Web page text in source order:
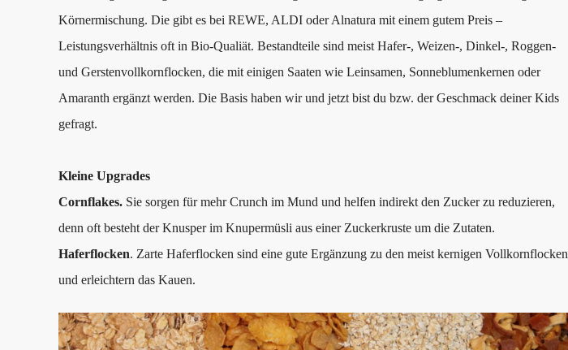
Körnermischung. Die gibt es bei REWE, ALDI oder Alnatura mit einem gutem Preis –
Leistungsverhältnis oft in Bio-Qualiät. Bestandteile sind meist Hafer-, Weizen-, Dinkel-, Roggen-
und Gerstenvollkornflocken, die mit einigen Saaten wie Leinsamen, Sonneblumenkernen oder
Amaranth ergänzt werden. Die Basis haben wir und jetzt bist du bzw. der Geschmack deiner Kids
gefragt.
Kleine Upgrades
Cornflakes. Sie sorgen für mehr Crunch im Mund und helfen indirekt den Zucker zu reduzieren,
denn oft besteht der Knusper im Knupermüsli aus einer Zuckerkruste um die Zutaten.
Haferflocken. Zarte Haferflocken sind eine gute Ergänzung zu den meist kernigen Vollkornflocken
und erleichtern das Kauen.